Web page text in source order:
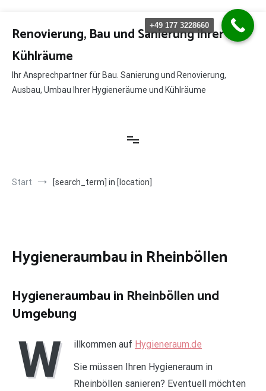
Inhalt
springen
Renovierung, Bau und Sanierung ihrer
Kühlräume
Ihr Ansprechpartner für Bau. Sanierung und Renovierung,
Ausbau, Umbau Ihrer Hygieneräume und Kühlräume
Start [search_term] in [location]
Hygieneraumbau in Rheinböllen
Hygieneraumbau in Rheinböllen und
Umgebung
W illkommen auf Hygieneraum.de
Sie müssen Ihren Hygieneraum in
Rheinböllen sanieren? Eventuell möchten
+49 177 3228660